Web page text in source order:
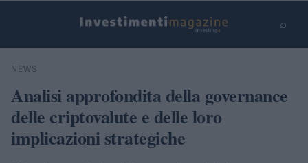
⌕
Cerca
NEWS
Analisi approfondita della governance
delle criptovalute e delle loro
implicazioni strategiche